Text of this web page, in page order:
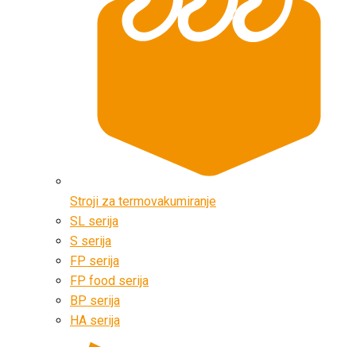
Stroji za termovakumiranje
SL serija
S serija
FP serija
FP food serija
BP serija
HA serija